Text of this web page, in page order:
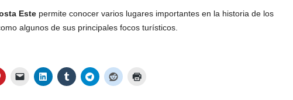
Estepermite conocer varios lugares importantes en la historia de los
algunos de sus principales focos turísticos.